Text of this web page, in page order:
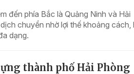
đến phía Bắc là Quảng Ninh và Hải
chuyển nhờ lợi thế khoảng cách,
dạng.
thành phố Hải Phòng